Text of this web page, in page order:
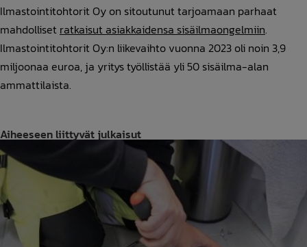
Ilmastointitohtorit Oy on sitoutunut tarjoamaan parhaat
mahdolliset ratkaisut asiakkaidensa sisäilmaongelmiin.
Ilmastointitohtorit Oy:n liikevaihto vuonna 2023 oli noin 3,9
miljoonaa euroa, ja yritys työllistää yli 50 sisäilma-alan
ammattilaista.
Aiheeseen liittyvät julkaisut